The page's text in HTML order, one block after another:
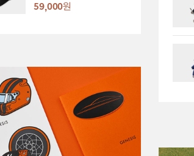
59,000원